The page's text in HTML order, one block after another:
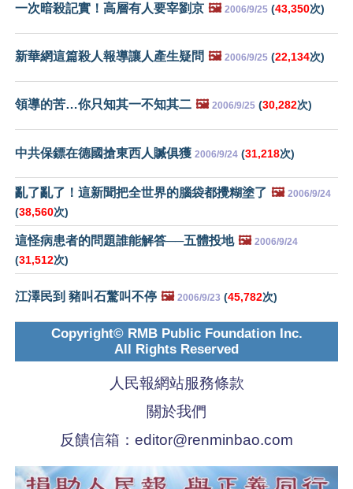
一次暗殺記實！高層有人要宰劉京 🖼️ 2006/9/25 (43,350次)
新華網這篇殺人報導讓人產生疑問 🖼️ 2006/9/25 (22,134次)
領導的苦…你只知其一不知其二 🖼️ 2006/9/25 (30,282次)
中共保鏢在德國搶東西人贓俱獲 2006/9/24 (31,218次)
亂了亂了！這新聞把全世界的腦袋都攪糊塗了 🖼️ 2006/9/24
(38,560次)
這怪病患者的問題誰能解答──五體投地 🖼️ 2006/9/24
(31,512次)
江澤民到 豬叫石驚叫不停 🖼️ 2006/9/23 (45,782次)
Copyright© RMB Public Foundation Inc.
All Rights Reserved
人民報網站服務條款
關於我們
反饋信箱： editor@renminbao.com